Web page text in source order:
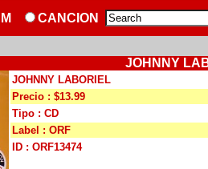
CANCION
JOHNNY
JOHNNY LABORIEL
Precio : $13.99
Tipo : CD
Label : ORF
ID : ORF13474